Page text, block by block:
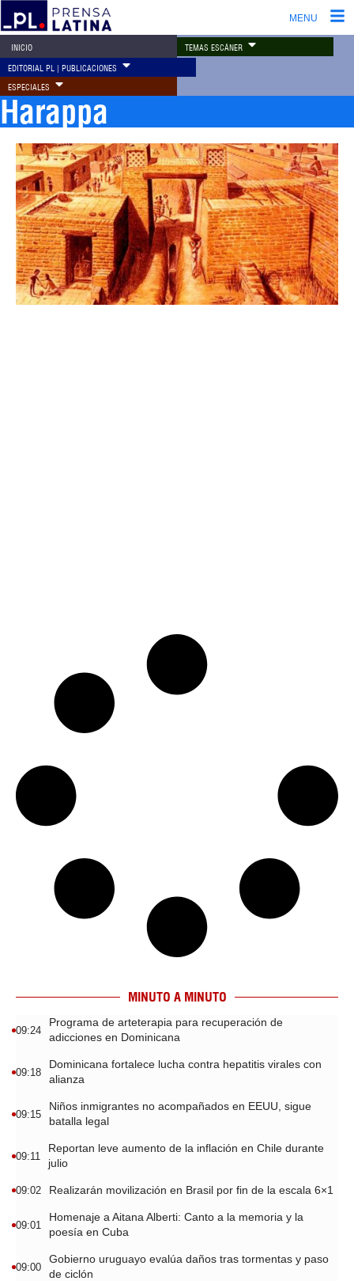
MENU
INICIO TEMAS ESCÁNER
EDITORIAL PL | PUBLICACIONES
ESPECIALES
Harappa
MINUTO A MINUTO
09:24
Programa de arteterapia para recuperación de
adicciones en Dominicana
09:18
Dominicana fortalece lucha contra hepatitis virales con
alianza
09:15
Niños inmigrantes no acompañados en EEUU, sigue
batalla legal
09:11
Reportan leve aumento de la inflación en Chile durante
julio
09:02 Realizarán movilización en Brasil por fin de la escala 6×1
09:01
Homenaje a Aitana Alberti: Canto a la memoria y la
poesía en Cuba
09:00
Gobierno uruguayo evalúa daños tras tormentas y paso
de ciclón